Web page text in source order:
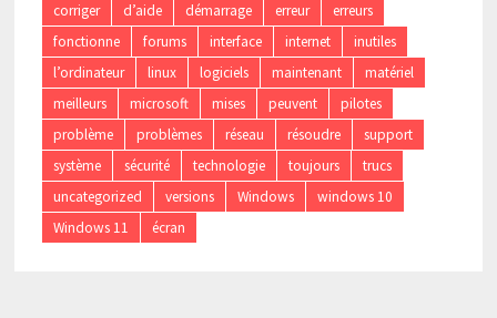
corriger
d’aide démarrage erreur
erreurs
fonctionne
forums interface internet
inutiles
l’ordinateur
linux logiciels maintenant
matériel
meilleurs
microsoft mises peuvent
pilotes
problème
problèmes réseau résoudre
support
système
sécurité technologie toujours
trucs
uncategorized
versions Windows
windows 10
Windows 11
écran